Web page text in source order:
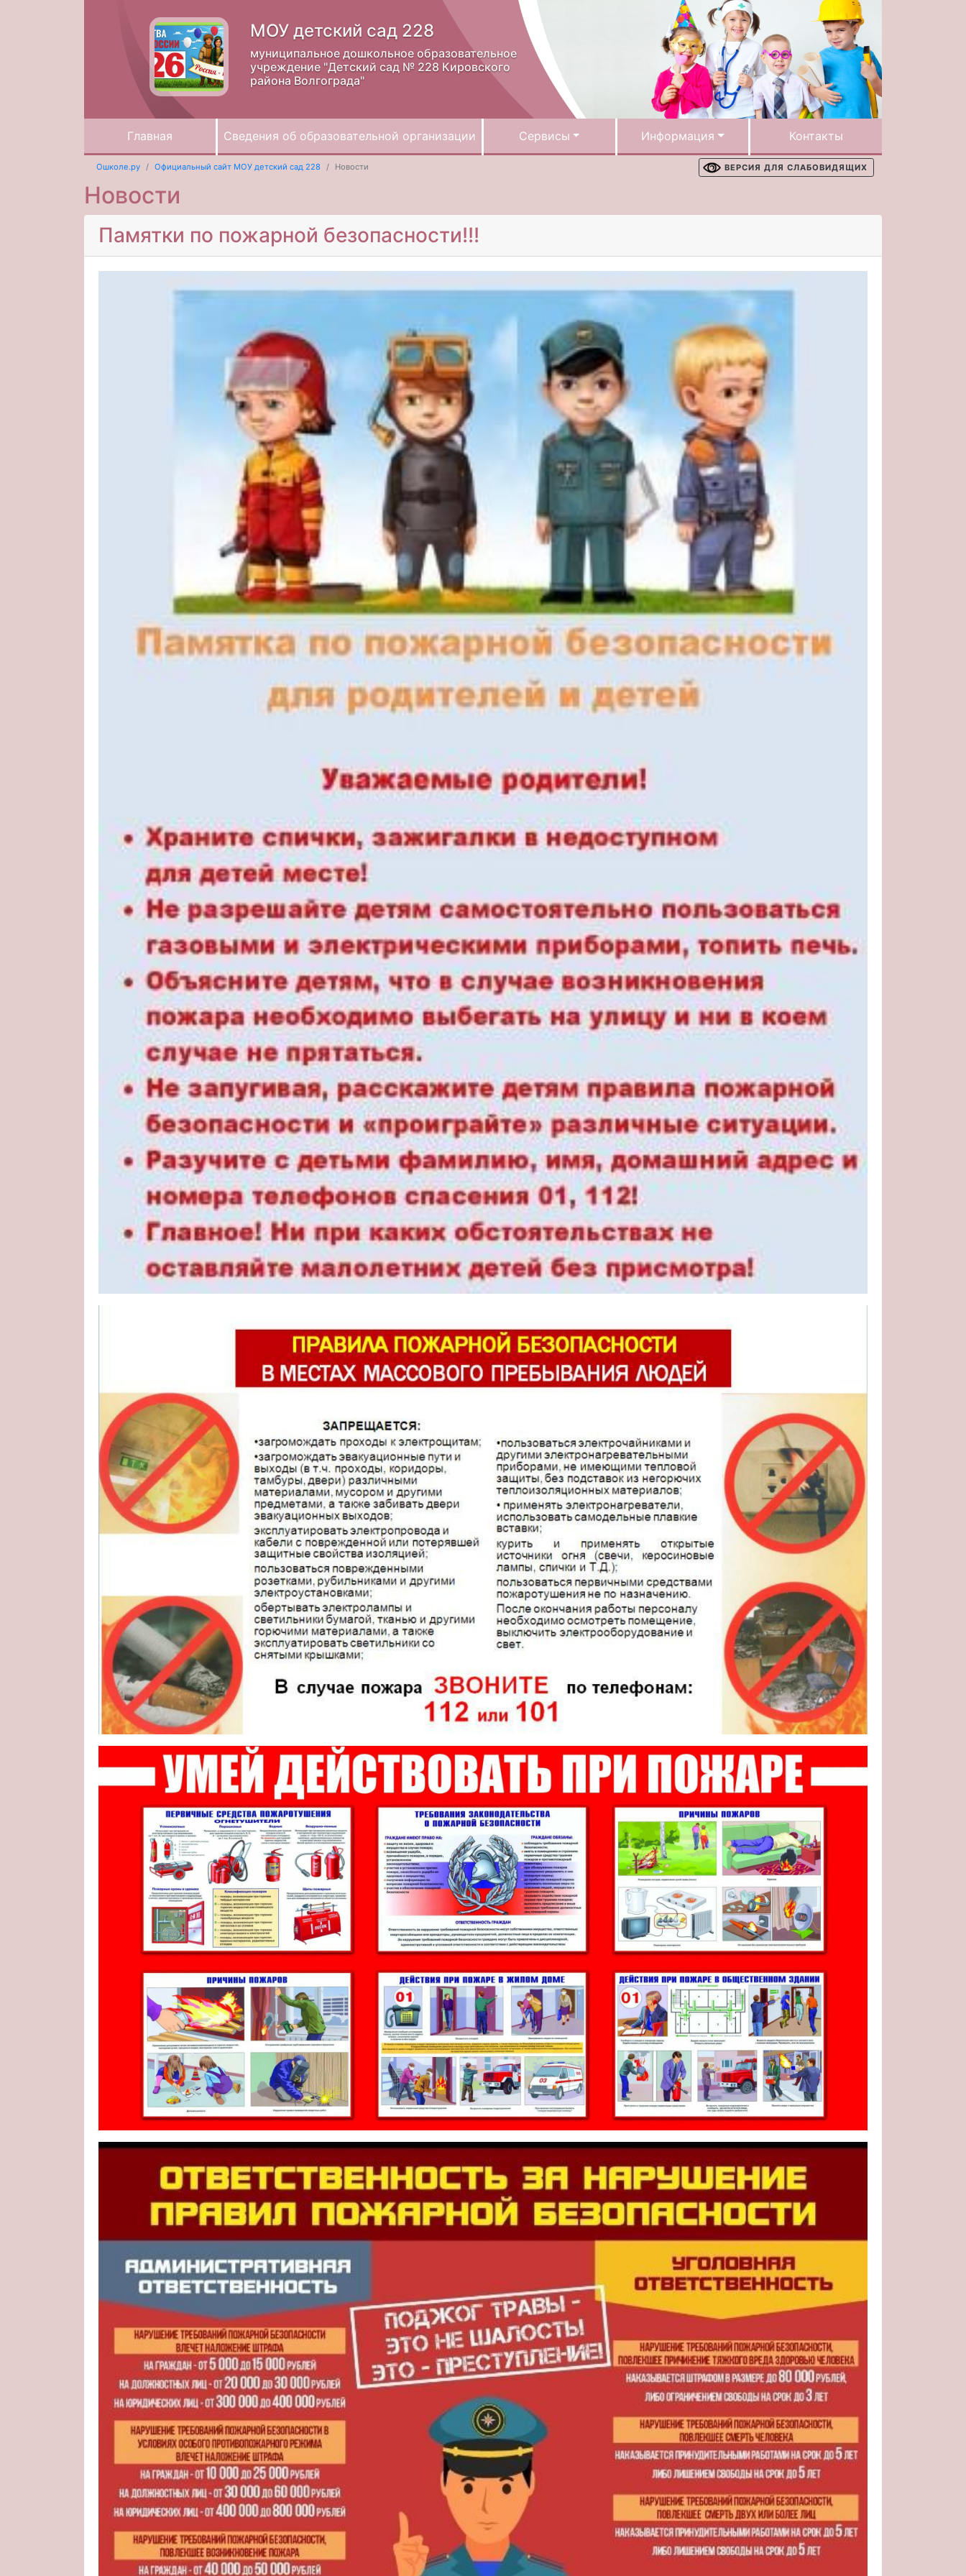
МОУ детский сад 228
муниципальное дошкольное образовательное
учреждение "Детский сад № 228 Кировского
района Волгограда"
Главная Сведения об образовательной организации Сервисы Информация Контакты
Ошколе.ру Официальный сайт МОУ детский сад 228 Новости ВЕРСИЯ ДЛЯ СЛАБОВИДЯЩИХ
Новости
Памятки по пожарной безопасности!!!